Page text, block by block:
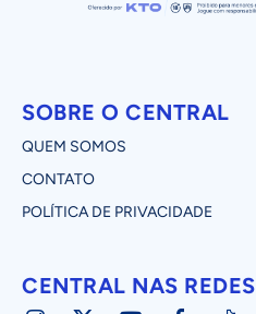
SOBRE O CENTRAL
QUEM SOMOS
CONTATO
POLÍTICA DE PRIVACIDADE
CENTRAL NAS REDES